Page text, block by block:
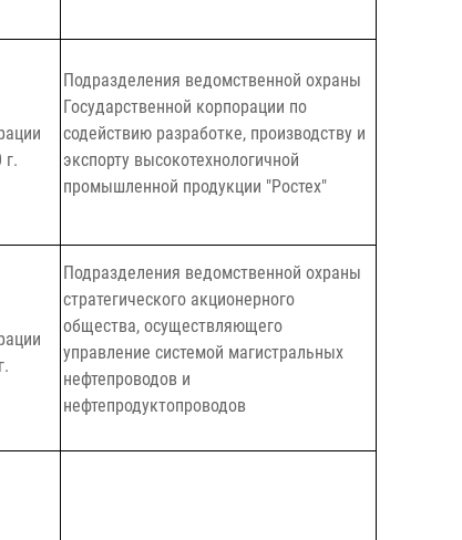
г.
Подразделения ведомственной охраны
Государственной корпорации по
содействию разработке, производству и
экспорту высокотехнологичной
промышленной продукции "Ростех"
Подразделения ведомственной охраны
стратегического акционерного
общества, осуществляющего
управление системой магистральных
нефтепроводов и
нефтепродуктопроводов